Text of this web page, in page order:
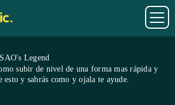
SAO's Legend
subir de nivel de una forma mas rápida y
esto y sabrás como y ojala te ayude.